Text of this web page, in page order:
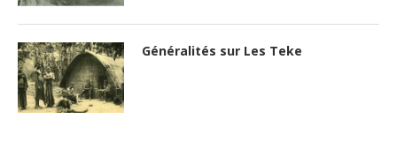
Généralités sur Les Teke